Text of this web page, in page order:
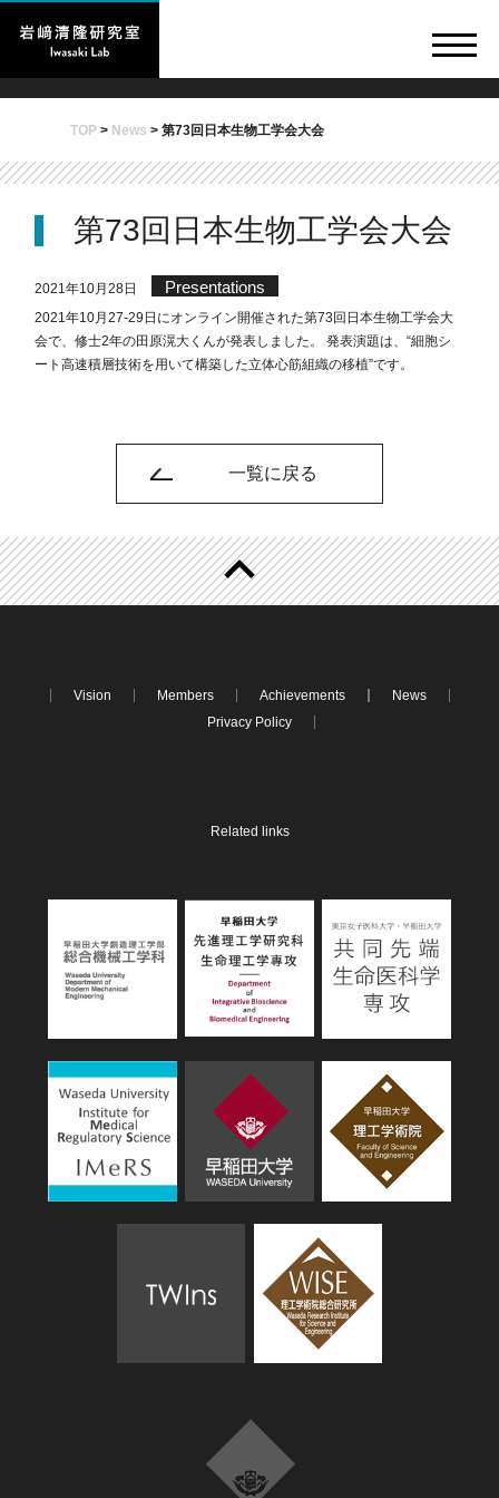
TOP> News > 第73回日本生物工学会大会
第73回日本生物工学会大会
2021年10月28日 Presentations
2021年10月27-29日にオンライン開催された第73回日本生物工学会大
会で、修士2年の田原滉大くんが発表しました。 発表演題は、“細胞シ
ート高速積層技術を用いて構築した立体心筋組織の移植”です。
一覧に戻る
Vision Members Achievements
News
Privacy Policy
Related links